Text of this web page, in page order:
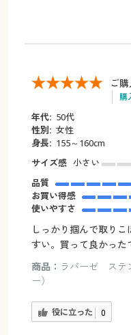
ご
購
年代: 50代
性別: 女性
身長: 155～160cm
サイズ感 小さい
品質
お買い得感
使いやすさ
しっかり掴んで取り
すい。買って良かった
商品： ラバーゼ ステ
ー）
役に立った 0